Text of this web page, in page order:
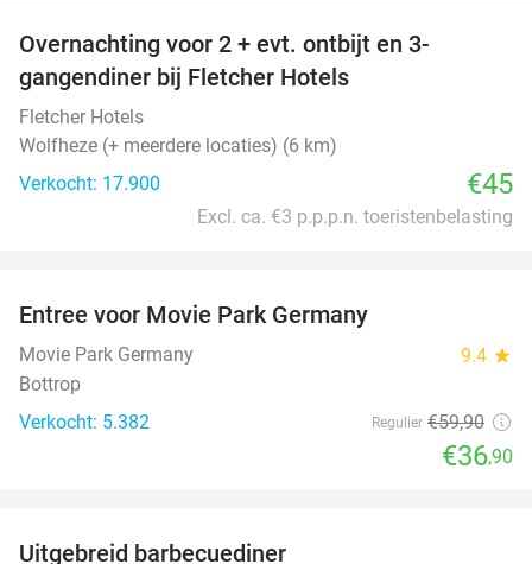
Overnachting voor 2 + evt. ontbijt en 3-
gangendiner bij Fletcher Hotels
Fletcher Hotels
Wolfheze (+ meerdere locaties) (6 km)
Verkocht: 17.900
€45
Excl. ca. €3 p.p.p.n. toeristenbelasting
Entree voor Movie Park Germany
Movie Park Germany 9.4 star
Bottrop
Verkocht: 5.382
Regulier €59,90
€36,90
Uitgebreid barbecuediner